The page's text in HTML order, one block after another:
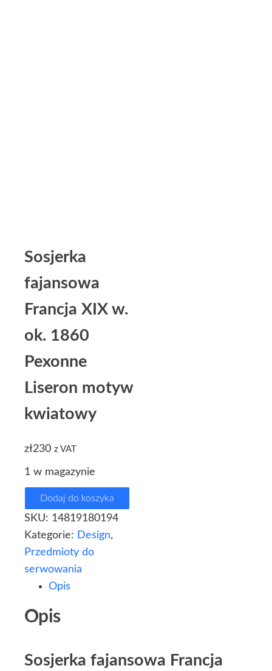
Sosjerka
fajansowa
Francja XIX w.
ok. 1860
Pexonne
Liseron motyw
kwiatowy
zł230 z VAT
1 w magazynie
Dodaj do koszyka
SKU: 14819180194
Kategorie: Design,
Przedmioty do
serwowania
Opis
Opis
Sosjerka fajansowa Francja